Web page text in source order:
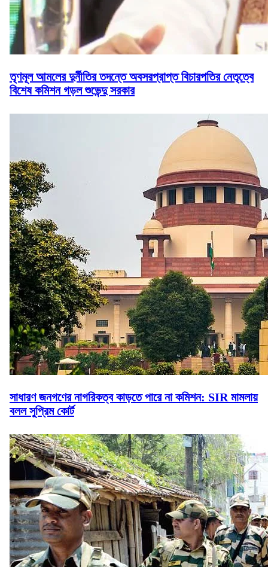
তৃণমূল আমলের দুর্নীতির তদন্তে অবসরপ্রাপ্ত বিচারপতির নেতৃত্বে
বিশেষ কমিশন গড়ল শুভেন্দু সরকার
সাধারণ জনগণের নাগরিকত্ব কাড়তে পারে না কমিশন: SIR মামলায়
বলল সুপ্রিম কোর্ট